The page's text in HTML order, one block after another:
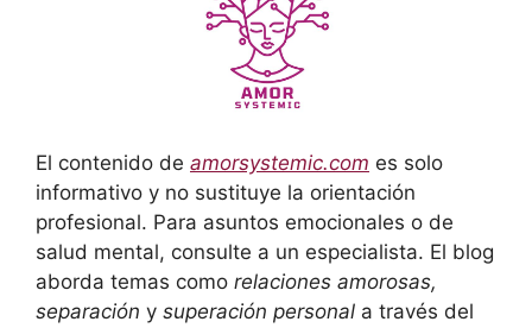
El contenido de amorsystemic.com es solo
informativo y no sustituye la orientación
profesional. Para asuntos emocionales o de
salud mental, consulte a un especialista. El blog
aborda temas como relaciones amorosas,
separación y superación personal a través del